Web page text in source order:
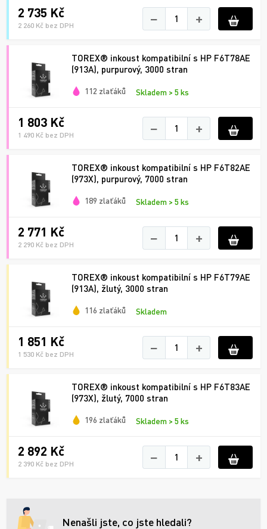
2 735 Kč
2 260 Kč bez DPH − +
TOREX® inkoust kompatibilní s HP F6T78AE
(913A), purpurový, 3000 stran
112 zlaťáků Skladem > 5 ks
1 803 Kč
1 490 Kč bez DPH − +
TOREX® inkoust kompatibilní s HP F6T82AE
(973X), purpurový, 7000 stran
189 zlaťáků Skladem > 5 ks
2 771 Kč
2 290 Kč bez DPH − +
TOREX® inkoust kompatibilní s HP F6T79AE
(913A), žlutý, 3000 stran
116 zlaťáků Skladem
1 851 Kč
1 530 Kč bez DPH − +
TOREX® inkoust kompatibilní s HP F6T83AE
(973X), žlutý, 7000 stran
196 zlaťáků Skladem > 5 ks
2 892 Kč
2 390 Kč bez DPH − +
Nenašli jste, co jste hledali?